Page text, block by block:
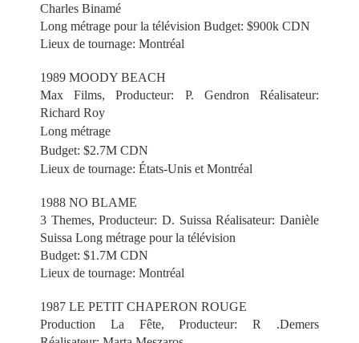
Charles Binamé
Long métrage pour la télévision Budget: $900k CDN
Lieux de tournage: Montréal
1989 MOODY BEACH
Max Films, Producteur: P. Gendron Réalisateur:
Richard Roy
Long métrage
Budget: $2.7M CDN
Lieux de tournage: États-Unis et Montréal
1988 NO BLAME
3 Themes, Producteur: D. Suissa Réalisateur: Danièle
Suissa Long métrage pour la télévision
Budget: $1.7M CDN
Lieux de tournage: Montréal
1987 LE PETIT CHAPERON ROUGE
Production La Fête, Producteur: R .Demers